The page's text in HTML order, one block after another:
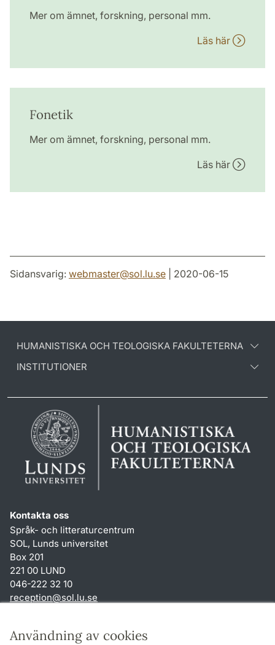
Användning av cookies
Mer om ämnet, forskning, personal mm.
Läs här
Fonetik
Mer om ämnet, forskning, personal mm.
Läs här
Sidansvarig: webmaster@sol.lu.se | 2020-06-15
HUMANISTISKA OCH TEOLOGISKA FAKULTETERNA
INSTITUTIONER
Kontakta oss
Språk- och litteraturcentrum
SOL, Lunds universitet
Box 201
221 00 LUND
046-222 32 10
reception@sol.lu.se
Genvägar